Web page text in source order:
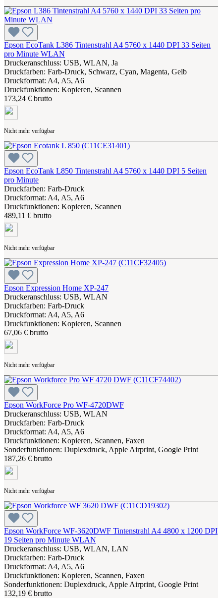
Epson EcoTank L386 Tintenstrahl A4 5760 x 1440 DPI 33 Seiten
pro Minute WLAN
Druckeranschluss: USB, WLAN, Ja
Druckfarben: Farb-Druck, Schwarz, Cyan, Magenta, Gelb
Druckformat: A4, A5, A6
Druckfunktionen: Kopieren, Scannen
173,24 € brutto
Nicht mehr verfügbar
Epson EcoTank L850 Tintenstrahl A4 5760 x 1440 DPI 5 Seiten
pro Minute
Druckfarben: Farb-Druck
Druckformat: A4, A5, A6
Druckfunktionen: Kopieren, Scannen
489,11 € brutto
Nicht mehr verfügbar
Epson Expression Home XP-247
Druckeranschluss: USB, WLAN
Druckfarben: Farb-Druck
Druckformat: A4, A5, A6
Druckfunktionen: Kopieren, Scannen
67,06 € brutto
Nicht mehr verfügbar
Epson WorkForce Pro WF-4720DWF
Druckeranschluss: USB, WLAN
Druckfarben: Farb-Druck
Druckformat: A4, A5, A6
Druckfunktionen: Kopieren, Scannen, Faxen
Sonderfunktionen: Duplexdruck, Apple Airprint, Google Print
187,26 € brutto
Nicht mehr verfügbar
Epson WorkForce WF-3620DWF Tintenstrahl A4 4800 x 1200 DPI
19 Seiten pro Minute WLAN
Druckeranschluss: USB, WLAN, LAN
Druckfarben: Farb-Druck
Druckformat: A4, A5, A6
Druckfunktionen: Kopieren, Scannen, Faxen
Sonderfunktionen: Duplexdruck, Apple Airprint, Google Print
132,19 € brutto